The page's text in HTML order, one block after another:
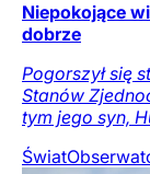
Niepokojące
dobrze
Pogorszył się
Stanów
tym jego syn,
Świat